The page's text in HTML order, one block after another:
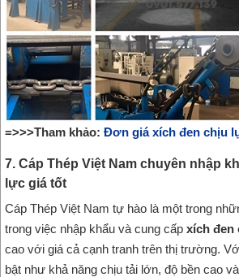
=>>>Tham khảo: Đơn giá xích đen chịu
7. Cáp Thép Việt Nam chuyên nhập
lực giá tốt
Cáp Thép Việt Nam tự hào là một trong
trong việc nhập khẩu và cung cấp xích đen
cao với giá cả cạnh tranh trên thị trường.
bật như khả năng chịu tải lớn, độ bền cao